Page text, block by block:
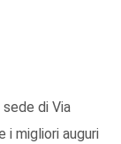
di Via
i migliori auguri